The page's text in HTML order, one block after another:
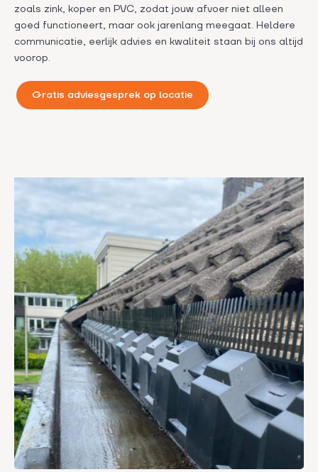
zoals zink, koper en PVC, zodat jouw afvoer niet alleen
goed functioneert, maar ook jarenlang meegaat. Heldere
communicatie, eerlijk advies en kwaliteit staan bij ons altijd
voorop.
Gratis adviesgesprek op locatie